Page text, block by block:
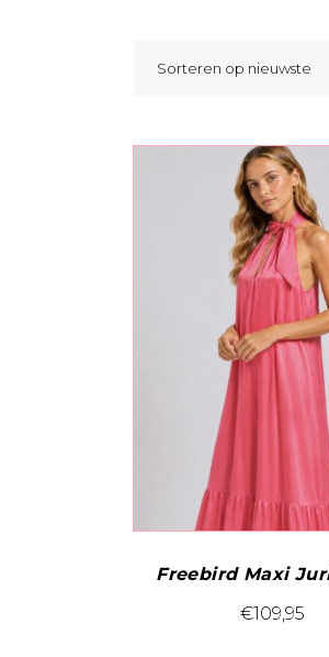
Sorteren op nieuwste
Freebird Maxi
€109,95
Dit